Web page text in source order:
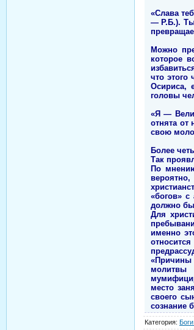
«Слава
— Р.Б.). Ты
Можно
которое
что
Осириса,
головы
«Я —
отнята от
свою
Более
Так
По
«богов»
должно
Для
именно
«Причины
молитвы
место
своего
сознание
Категория: